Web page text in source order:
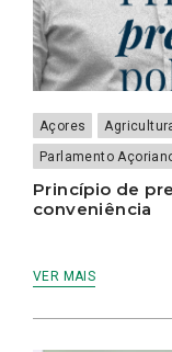
Açores
Parlamento
Princípio de
conveniência
VER MAIS